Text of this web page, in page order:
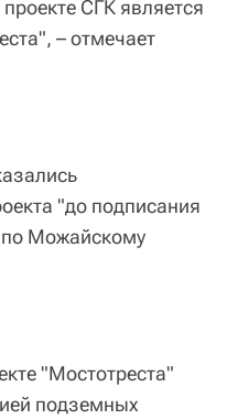
СГК является
– отмечает
"до подписания
Можайскому
"Мостотреста"
подземных